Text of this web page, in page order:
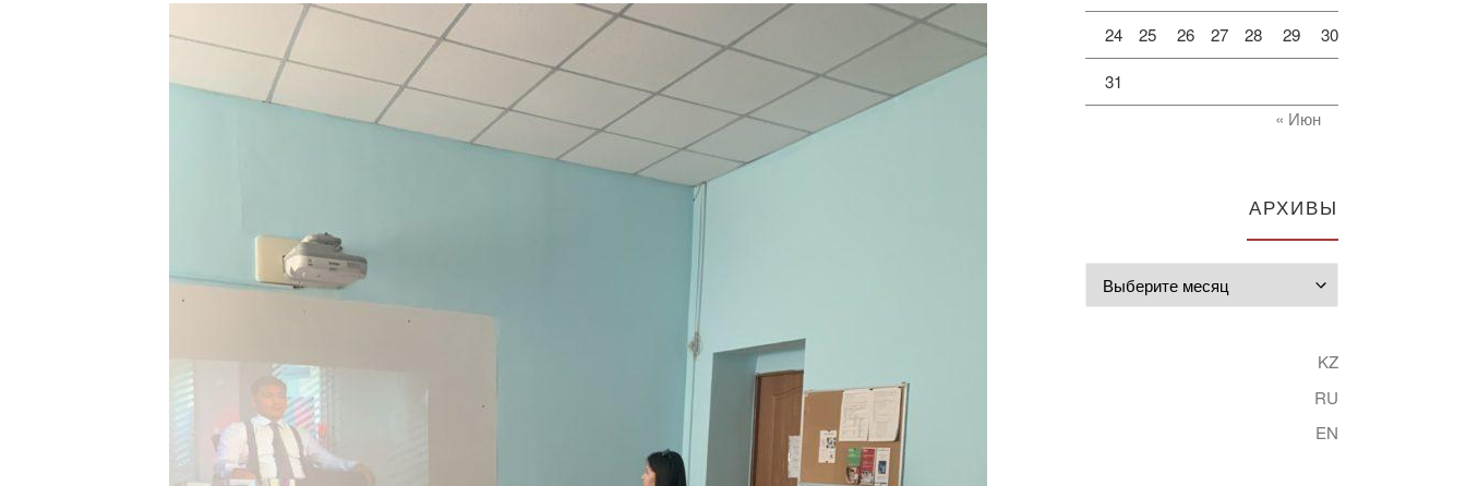
24 25 26 27 28 29 30
31
« Июн
АРХИВЫ
KZ
RU
EN